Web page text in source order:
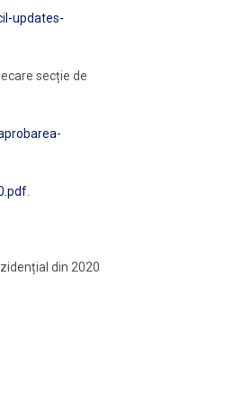
updates-
secție de
din 2020